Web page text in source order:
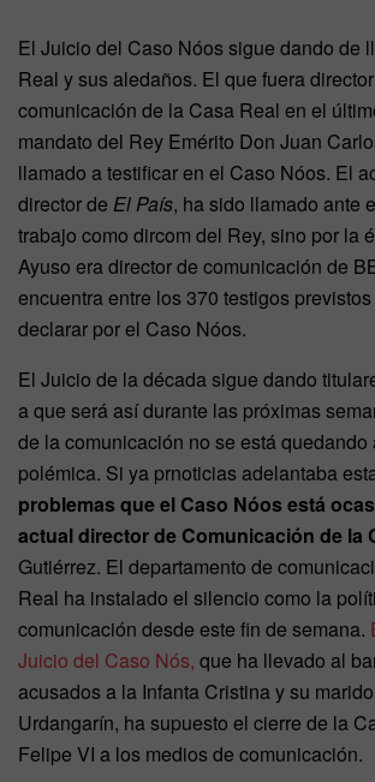
El Juicio del Caso Nóos sigue dando de
Real y sus aledaños. El que fuera
comunicación de la Casa Real en el
mandato del Rey Emérito Don Juan
llamado a testificar en el Caso Nóos. El
director de El País, ha sido llamado ante
trabajo como dircom del Rey, sino por la
Ayuso era director de comunicación de
encuentra entre los 370 testigos
declarar por el Caso Nóos.
El Juicio de la década sigue dando
a que será así durante las próximas
de la comunicación no se está quedando
polémica. Si ya prnoticias adelantaba
problemas que el Caso Nóos está
actual director de Comunicación de la
Gutiérrez. El departamento de
Real ha instalado el silencio como la
comunicación desde este fin de semana.
Juicio del Caso Nós, que ha llevado al
acusados a la Infanta Cristina y su
Urdangarín, ha supuesto el cierre de la
Felipe VI a los medios de comunicación.